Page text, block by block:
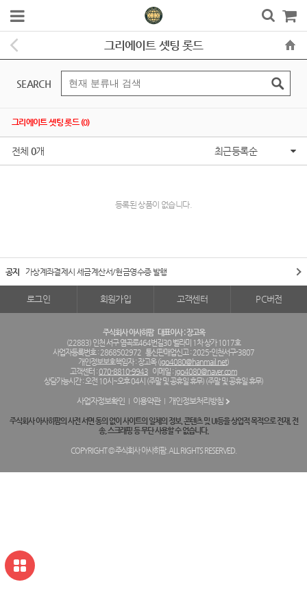
그리에이트 셋팅 롯드
SEARCH
그리에이트 셋팅 롯드 (0)
전체 0개 최근등록순
등록된 상품이 없습니다.
공지 가상계좌결제시 세금계산서/현금영수증 발행
로그인 회원가입 고객센터 PC버전
주식회사 아사히팜 대표이사 : 장고옥
(22883) 인천 서구 염곡로464번길30 벨라미 1차 상가 1017호
사업자등록번호 : 2868502972 통신판매업신고 : 2025-인천서구-3807
개인정보보호책임자 : 장고옥 (jgo4080@hanmail.net)
고객센터 :070-8810-9943 이메일 : jgo4080@naver.com
상담가능시간 : 오전 10시~오후 04시 (주말 및 공휴일 휴무) (주말 및 공휴일 휴무)
사업자정보확인 이용약관 개인정보처리방침
주식회사 아사히팜의 사전 서면 동의 없이 사이트의 일체의 정보, 콘텐츠 및 UI등을 상업적 목적으로 전재, 전
송, 스크래핑 등 무단 사용할 수 없습니다.
COPYRIGHT © 주식회사 아사히팜. ALL RIGHTS RESERVED.